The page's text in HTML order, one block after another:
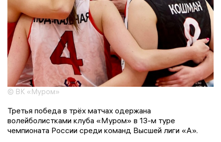
© ВК «Муром»
Третья победа в трёх матчах одержана
волейболистками клуба «Муром» в 13-м туре
чемпионата России среди команд Высшей лиги «А».